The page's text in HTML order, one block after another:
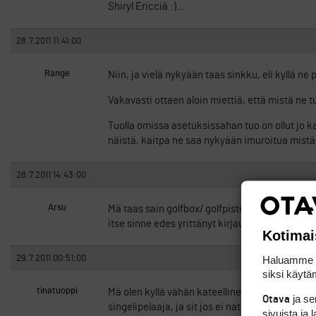
Shiryl Ericciä :)…
28.7.2011 11:41:00
Range Niin, ja vielä nykyään taas sinkku, eli kyllä ne
Vakavasti ottaen aloin miettiä, että mistä ne
Tuolla omissa asetuksissahan tuo on ollut
näistä, kaitpa ne saa nykyään imuroitua
28.7.2011 14:43:00
Arsu
Mä taas sain golfbox/ golfpisteeltä postia,
itse sinne edes yrittänyt kirjautua niin se on
29.7.2011 00:51:00
tinatuoppi
Mä olen kyllä vähän kateellinen, koska ei
singelipelaaja, ja sit jos ei natsaa niin mullakin
Haluamme
siksi
Otava ja
sivuista ja